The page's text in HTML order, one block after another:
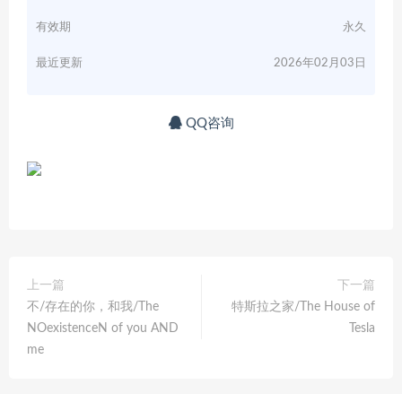
有效期 永久
最近更新 2026年02月03日
QQ咨询
上一篇
不/存在的你，和我/The
NOexistenceN of you AND
me
下一篇
特斯拉之家/The House of
Tesla